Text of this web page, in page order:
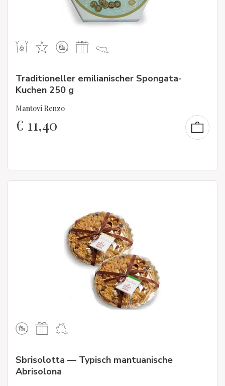
Traditioneller emilianischer Spongata-
Kuchen 250 g
Mantovi Renzo
€ 11,40
Sbrisolotta — Typisch mantuanische
Abrisolona